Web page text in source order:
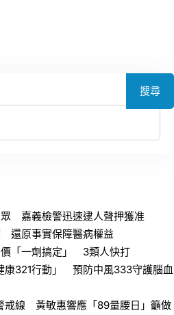
搜尋
嘉義檢警迅速逮人聲押獲准
還原事實保障醫病權益
價「一劑搞定」 3類人快打
康321行動」 預防中風333守護腦血
戒線 黃敏惠響應「89量腰日」籲做